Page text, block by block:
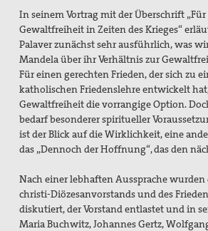
Newsletter
Ausstellung Gestalten der
Papst Johannes XXIII-Preis
Preisträger*innen
Preisbeirat
Hintergrund: Papst Johannes
Vatikanisches Konzil
Spiritueller Impuls
In seinem Vortrag mit der Überschrift
Gewaltfreiheit in Zeiten des Krieges“
Palaver zunächst sehr ausführlich, was
Mandela über ihr Verhältnis zur
Für einen gerechten Frieden, der sich zu
katholischen Friedenslehre entwickelt
Gewaltfreiheit die vorrangige Option.
bedarf besonderer spiritueller
ist der Blick auf die Wirklichkeit, eine
das „Dennoch der Hoffnung“, das den
Nach einer lebhaften Aussprache wurden
christi-Diözesanvorstands und des
diskutiert, der Vorstand entlastet und in
Maria Buchwitz, Johannes Gertz,